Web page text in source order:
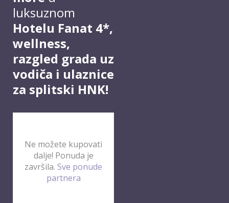
luksuznom
Hotelu Fanat 4*,
wellness,
razgled grada uz
vodiča i ulaznice
za splitski HNK!
Ne možete kupovati
dalje! Ponuda je
završila. Sve ponude
partnera